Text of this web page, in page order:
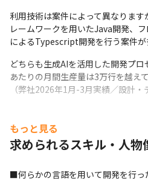
利用技術は案件によって異なりま
レームワークを用いたJava開発、
によるTypescript開発を行う案件が
どちらも生成AIを活用した開発プ
あたりの月間生産量は3万行を越えて
（弊社2026年1月-3月実績／設計・
もっと見る
求められるスキル・人物
■何らかの言語を用いて開発を行っ